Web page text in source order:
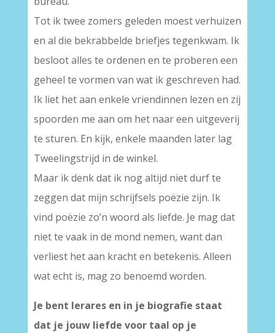
Tot ik twee zomers geleden moest verhuizen
en al die bekrabbelde briefjes tegenkwam. Ik
besloot alles te ordenen en te proberen een
geheel te vormen van wat ik geschreven had.
Ik liet het aan enkele vriendinnen lezen en zij
spoorden me aan om het naar een uitgeverij
te sturen. En kijk, enkele maanden later lag
Tweelingstrijd in de winkel.
Maar ik denk dat ik nog altijd niet durf te
zeggen dat mijn schrijfsels poëzie zijn. Ik
vind poëzie zo’n woord als liefde. Je mag dat
niet te vaak in de mond nemen, want dan
verliest het aan kracht en betekenis. Alleen
wat echt is, mag zo benoemd worden.
Je bent lerares en in je biografie staat
dat je jouw liefde voor taal op je